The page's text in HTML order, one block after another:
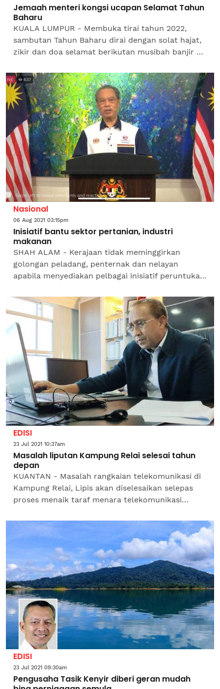
Jemaah menteri kongsi ucapan Selamat Tahun
Baharu
KUALA LUMPUR - Membuka tirai tahun 2022,
sambutan Tahun Baharu dirai dengan solat hajat,
zikir dan doa selamat berikutan musibah banjir di
bersimpati...
Nasional
06 Aug 2021 03:15pm
Inisiatif bantu sektor pertanian, industri
makanan
SHAH ALAM - Kerajaan tidak meminggirkan
golongan peladang, penternak dan nelayan
apabila menyediakan pelbagai inisiatif peruntukan
pertanian dan industri...
EDISI
23 Jul 2021 10:37am
Masalah liputan Kampung Relai selesai tahun
depan
KUANTAN - Masalah rangkaian telekomunikasi di
Kampung Relai, Lipis akan diselesaikan selepas
proses menaik taraf menara telekomunikasi
tahun...
EDISI
23 Jul 2021 09:30am
Pengusaha Tasik Kenyir diberi geran mudah